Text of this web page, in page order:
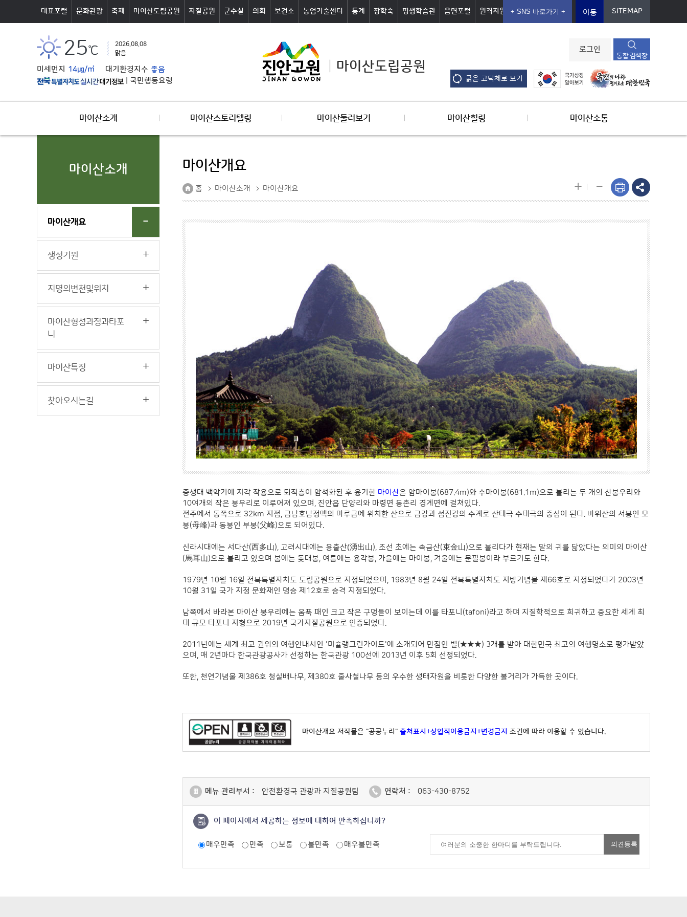
대표포털 문화관광 축제 마이산도립공원 지질공원 군수실 의회 보건소 농업기술센터 통계 장학숙 평생학습관 읍면포털 원격지원 이동 SITEMAP
25℃
2026.08.08
맑음
미세먼지 14㎍/㎥ 대기환경지수 좋음
국민행동요령
마이산도립공원
로그인
통합 검색창
굵은 고딕체로 보기
마이산소개 마이산스토리텔링 마이산둘러보기 마이산힐링 마이산소통
마이산소개
마이산개요
생성기원
지명의변천및위치
마이산형성과정과타포
니
마이산특징
찾아오시는길
마이산개요
홈 마이산소개 마이산개요 + -
중생대 백악기에 지각 작용으로 퇴적층이 암석화된 후 융기한 마이산은 암마이봉(687.4m)와 수마이봉(681.1m)으로 불리는 두 개의 산봉우리와
10여개의 작은 봉우리로 이루어져 있으며, 진안읍 단양리와 마령면 동촌리 경계면에 걸쳐있다.
전주에서 동쪽으로 32km 지점, 금남호남정맥의 마루금에 위치한 산으로 금강과 섬진강의 수계로 산태극 수태극의 중심이 된다. 바위산의 서봉인 모
봉(母峰)과 동봉인 부봉(父峰)으로 되어있다.
신라시대에는 서다산(西多山), 고려시대에는 용출산(湧出山), 조선 초에는 속금산(束金山)으로 불리다가 현재는 말의 귀를 닮았다는 의미의 마이산
(馬耳山)으로 불리고 있으며 봄에는 돛대봉, 여름에는 용각봉, 가을에는 마이봉, 겨울에는 문필봉이라 부르기도 한다.
1979년 10월 16일 전북특별자치도 도립공원으로 지정되었으며, 1983년 8월 24일 전북특별자치도 지방기념물 제66호로 지정되었다가 2003년
10월 31일 국가 지정 문화재인 명승 제12호로 승격 지정되었다.
남쪽에서 바라본 마이산 봉우리에는 움푹 패인 크고 작은 구멍들이 보이는데 이를 타포니(tafoni)라고 하며 지질학적으로 희귀하고 중요한 세계 최
대 규모 타포니 지형으로 2019년 국가지질공원으로 인증되었다.
2011년에는 세계 최고 권위의 여행안내서인 '미슐랭그린가이드'에 소개되어 만점인 별(★★★) 3개를 받아 대한민국 최고의 여행명소로 평가받았
으며, 매 2년마다 한국관광공사가 선정하는 한국관광 100선에 2013년 이후 5회 선정되었다.
또한, 천연기념물 제386호 청실배나무, 제380호 줄사철나무 등의 우수한 생태자원을 비롯한 다양한 볼거리가 가득한 곳이다.
마이산개요 저작물은 "공공누리" 출처표시+상업적이용금지+변경금지 조건에 따라 이용할 수 있습니다.
메뉴 관리부서 : 안전환경국 관광과 지질공원팀 연락처 : 063-430-8752
이 페이지에서 제공하는 정보에 대하여 만족하십니까?
매우만족 만족 보통 불만족 매우불만족